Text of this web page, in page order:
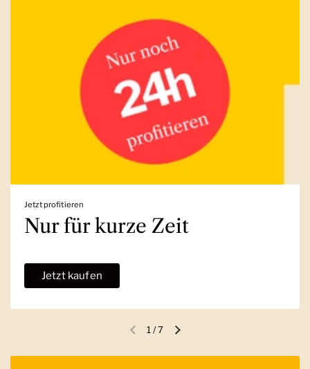
Jetzt profitieren
Nur für kurze Zeit
Jetzt kaufen
Vorherige FolieNächste Folie
1 /7